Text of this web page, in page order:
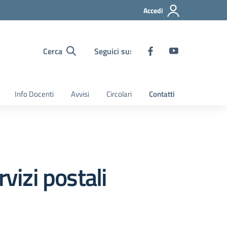
Accedi
Cerca Seguici su:
Info Docenti Avvisi Circolari Contatti
postali